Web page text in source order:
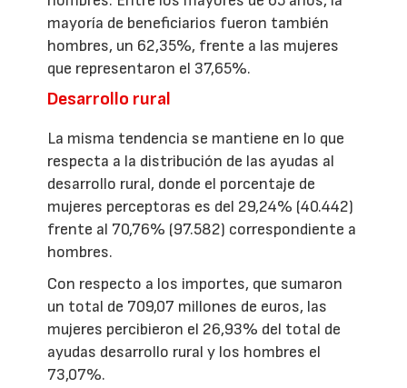
mayoría de beneficiarios fueron también
hombres, un 62,35%, frente a las mujeres
que representaron el 37,65%.
Desarrollo rural
La misma tendencia se mantiene en lo que
respecta a la distribución de las ayudas al
desarrollo rural, donde el porcentaje de
mujeres perceptoras es del 29,24% (40.442)
frente al 70,76% (97.582) correspondiente a
hombres.
Con respecto a los importes, que sumaron
un total de 709,07 millones de euros, las
mujeres percibieron el 26,93% del total de
ayudas desarrollo rural y los hombres el
73,07%.